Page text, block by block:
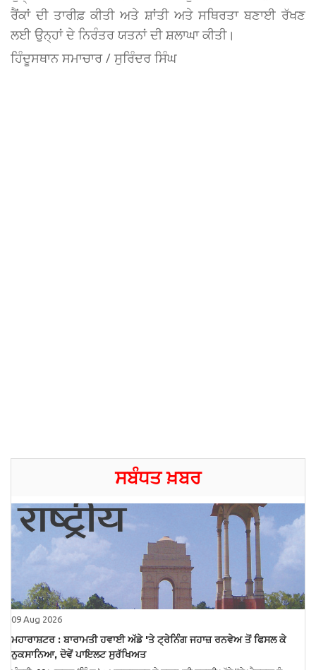
ਰੈਂਕਾਂ ਦੀ ਤਾਰੀਫ਼ ਕੀਤੀ ਅਤੇ ਸ਼ਾਂਤੀ ਅਤੇ ਸਥਿਰਤਾ ਬਣਾਈ ਰੱਖਣ
ਲਈ ਉਨ੍ਹਾਂ ਦੇ ਨਿਰੰਤਰ ਯਤਨਾਂ ਦੀ ਸ਼ਲਾਘਾ ਕੀਤੀ।
ਹਿੰਦੂਸਥਾਨ ਸਮਾਚਾਰ / ਸੁਰਿੰਦਰ ਸਿੰਘ
ਸਬੰਧਤ ਖ਼ਬਰ
09 Aug 2026
ਮਹਾਰਾਸ਼ਟਰ : ਬਾਰਾਮਤੀ ਹਵਾਈ ਅੱਡੇ 'ਤੇ ਟ੍ਰੇਨਿੰਗ ਜਹਾਜ਼ ਰਨਵੇਅ ਤੋਂ ਫਿਸਲ ਕੇ
ਨੁਕਸਾਨਿਆ, ਦੋਵੇਂ ਪਾਇਲਟ ਸੁਰੱਖਿਅਤ